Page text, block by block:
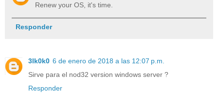
Renew your OS, it's time.
Responder
3lk0k0 6 de enero de 2018 a las 12:07 p.m.
Sirve para el nod32 version windows server ?
Responder